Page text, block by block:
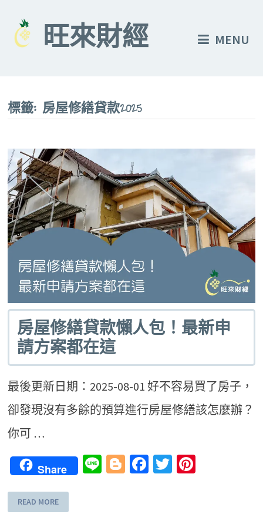
content
旺來財經 MENU
標籤: 房屋修繕貸款2025
房屋修繕貸款懶人包！最新申
請方案都在這
最後更新日期：2025-08-01 好不容易買了房子，
卻發現沒有多餘的預算進行房屋修繕該怎麼辦？
你可 …
Share LineBlogger
Facebook
Twitter
READ MORE